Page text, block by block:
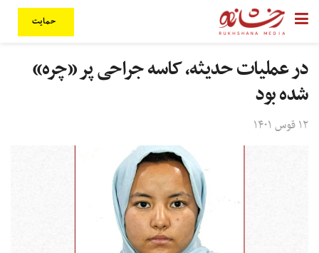
حمایت
در عملیات حدیثه، کاسه جراحی پر «چره»
شده بود
۱۲ قوس ۱۴۰۱